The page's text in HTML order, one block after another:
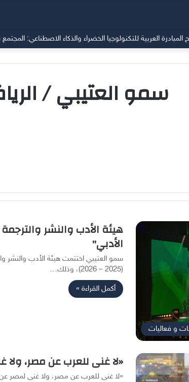
والتحديات الاستراتيجية بقلم د. فاتن فريد الدوسري
سمو العتيبي /
و فعاليات
هيئة الأدب والنشر
الأدبي"
سمو العتيبي اختتمت هيئة الأدب والنشر
(2025 – 2026)، وذلك…
أكمل القراءة »
«لا غنى للعرب عن مصر،
«لا غنى للعرب عن مصر، ولا غنى لمصر عن